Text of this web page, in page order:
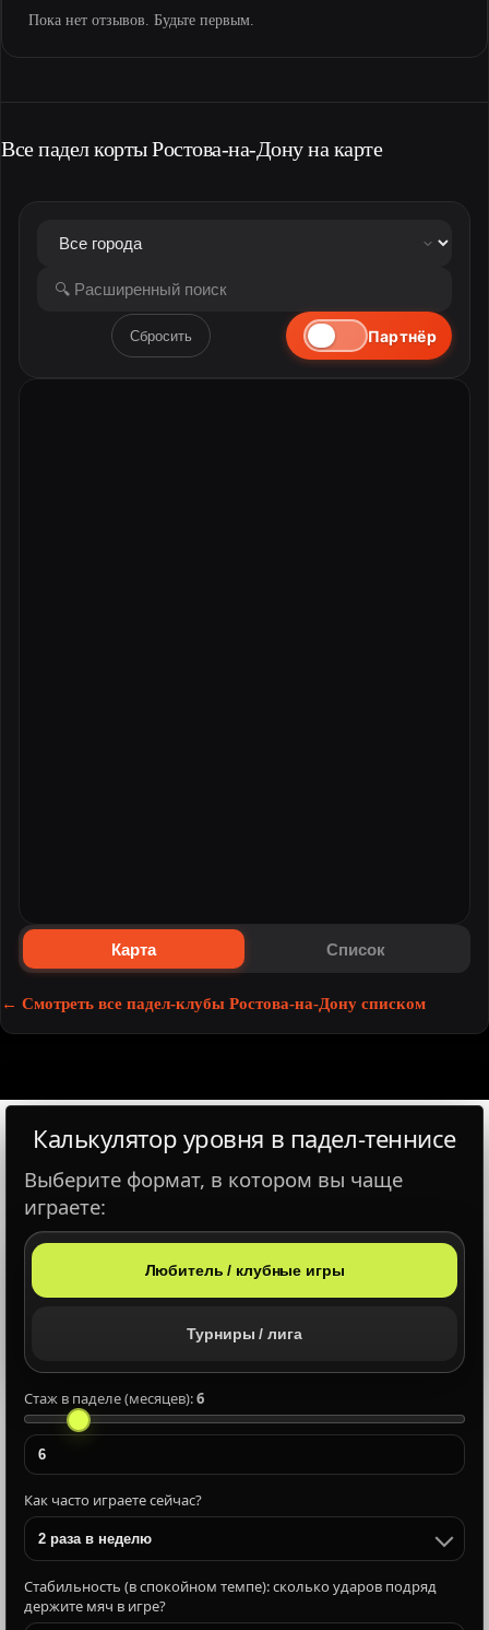
Пока нет отзывов. Будьте первым.
Все падел корты Ростова-на-Дону на карте
Сбросить Партнёр
Подробнее о клубе
Карта Список
← Смотреть все падел-клубы Ростова-на-Дону списком
Калькулятор уровня в падел‑теннисе
Выберите формат, в котором вы чаще
играете:
Любитель / клубные игры
Турниры / лига
Стаж в паделе (месяцев):6
Как часто играете сейчас?
2 раза в неделю
Стабильность (в спокойном темпе): сколько ударов подряд
держите мяч в игре?